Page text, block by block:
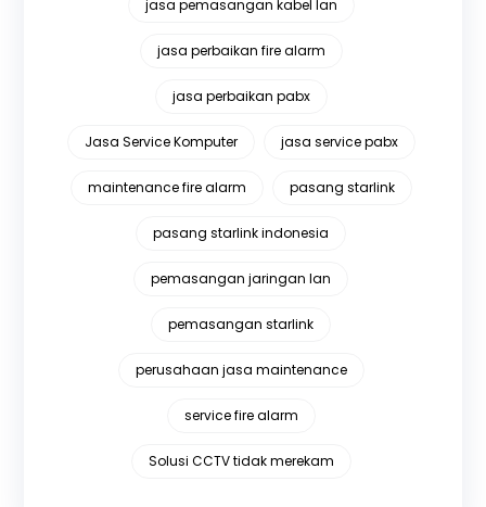
jasa pemasangan kabel lan
jasa perbaikan fire alarm
jasa perbaikan pabx
Jasa Service Komputer jasa service pabx
maintenance fire alarm pasang starlink
pasang starlink indonesia
pemasangan jaringan lan
pemasangan starlink
perusahaan jasa maintenance
service fire alarm
Solusi CCTV tidak merekam